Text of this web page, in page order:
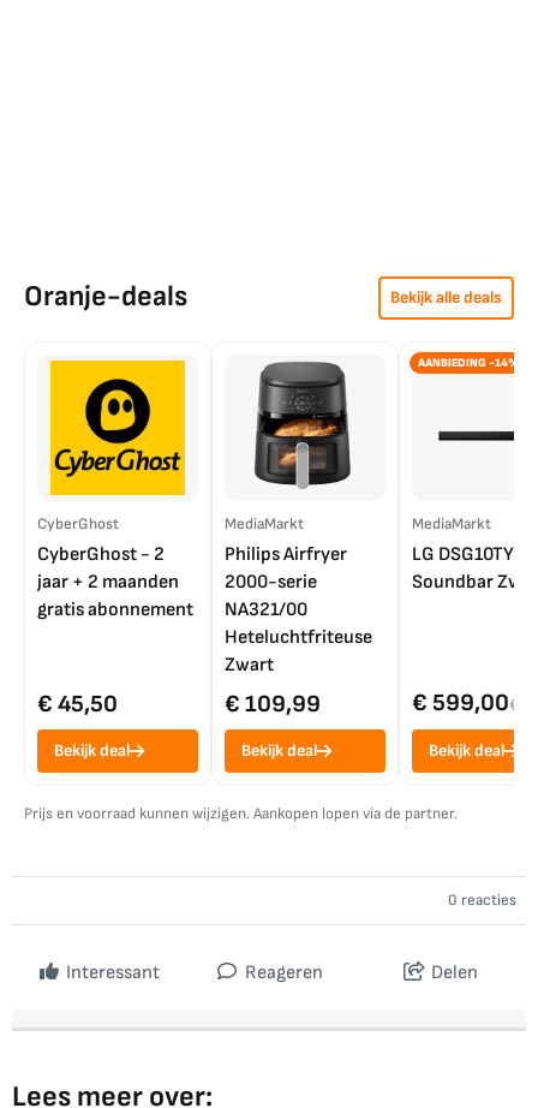
Oranje-deals Bekijk alle deals
CyberGhost
CyberGhost - 2
jaar + 2 maanden
gratis abonnement
€ 45,50
Bekijk deal
MediaMarkt
Philips Airfryer
2000-serie
NA321/00
Heteluchtfriteuse
Zwart
€ 109,99
Bekijk deal
AANBIEDING -14%
MediaMarkt
LG DSG10TY
Soundbar
€ 599,00€
Bekijk deal
Prijs en voorraad kunnen wijzigen. Aankopen lopen via de partner.
0 reacties
Interessant Reageren Delen
Lees meer over: